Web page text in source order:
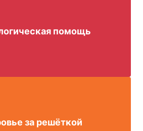
помощь
за решёткой